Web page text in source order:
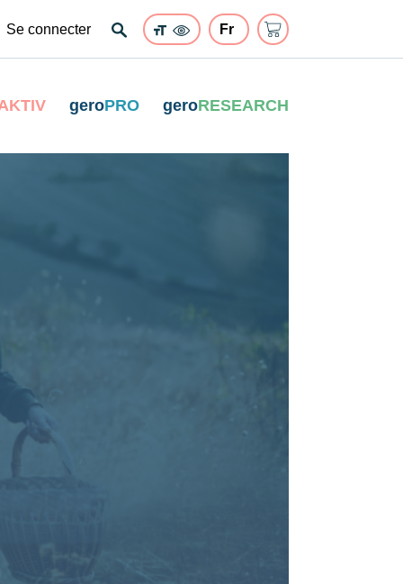
Se connecter
geroPRO geroRESEARCH